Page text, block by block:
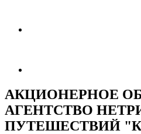
АКЦИОНЕРНОЕ
АГЕНТСТВО
ПУТЕШЕСТВИЙ